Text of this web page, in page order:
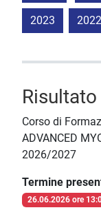
2023 2022
Corso di
ADVANCED
2026/2027
Termine
26.06.2026 ore